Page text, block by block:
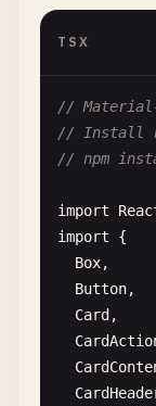
TSX
// Material-
// Install
// npm
import
import
{
Box,
Button,
Card ,